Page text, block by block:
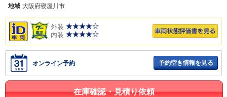
地域 大阪府寝屋川市
外装
内装
オンライン予約 予約空き情報を見る
在庫確認・見積り依頼